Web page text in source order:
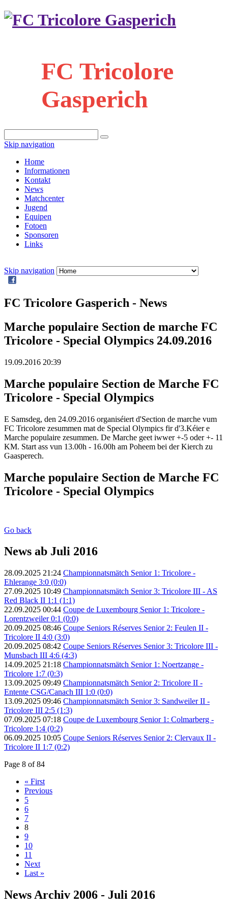
FC Tricolore
Gasperich
Skip navigation
Home
Informationen
Kontakt
News
Matchcenter
Jugend
Equipen
Fotoen
Sponsoren
Links
Skip navigation
FC Tricolore Gasperich - News
Marche populaire Section de marche FC
Tricolore - Special Olympics 24.09.2016
19.09.2016 20:39
Marche populaire Section de Marche FC
Tricolore - Special Olympics
E Samsdeg, den 24.09.2016 organiséiert d'Section de marche vum
FC Tricolore zesummen mat de Special Olympics fir d'3.Kéier e
Marche populaire zesummen. De Marche geet iwwer +-5 oder +- 11
KM. Start ass vun 13.00h - 16.00h am Poheem bei der Kierch zu
Gaasperech.
Marche populaire Section de Marche FC
Tricolore - Special Olympics
Go back
News ab Juli 2016
28.09.2025 21:24 Championnatsmätch Senior 1: Tricolore -
Ehlerange 3:0 (0:0)
27.09.2025 10:49 Championnatsmätch Senior 3: Tricolore III - AS
Red Black II 1:1 (1:1)
22.09.2025 00:44 Coupe de Luxembourg Senior 1: Tricolore -
Lorentzweiler 0:1 (0:0)
20.09.2025 08:46 Coupe Seniors Réserves Senior 2: Feulen II -
Tricolore II 4:0 (3:0)
20.09.2025 08:42 Coupe Seniors Réserves Senior 3: Tricolore III -
Munsbach III 4:6 (4:3)
14.09.2025 21:18 Championnatsmätch Senior 1: Noertzange -
Tricolore 1:7 (0:3)
13.09.2025 09:49 Championnatsmätch Senior 2: Tricolore II -
Entente CSG/Canach III 1:0 (0:0)
13.09.2025 09:46 Championnatsmätch Senior 3: Sandweiler II -
Tricolore III 2:5 (1:3)
07.09.2025 07:18 Coupe de Luxembourg Senior 1: Colmarberg -
Tricolore 1:4 (0:2)
06.09.2025 10:05 Coupe Seniors Réserves Senior 2: Clervaux II -
Tricolore II 1:7 (0:2)
Page 8 of 84
« First
Previous
5
6
7
8
9
10
11
Next
Last »
News Archiv 2006 - Juli 2016